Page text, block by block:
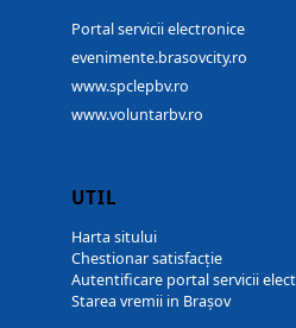
Portal servicii electronice
evenimente.brasovcity.ro
www.spclepbv.ro
www.voluntarbv.ro
UTIL
Harta sitului
Chestionar satisfacție
Autentificare portal servicii
Starea vremii in Brașov